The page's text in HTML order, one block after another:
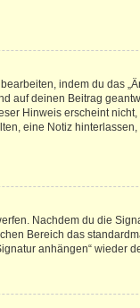
indem du das
auf deinen Beitrag
Hinweis erscheint
eine Notiz
Nachdem du die
Bereich das
anhängen“ wieder